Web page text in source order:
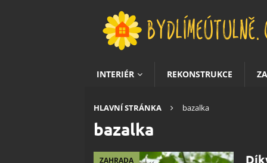
INTERIÉR REKONSTRUKCE
HLAVNÍ STRÁNKA bazalka
bazalka
ZAHRADA